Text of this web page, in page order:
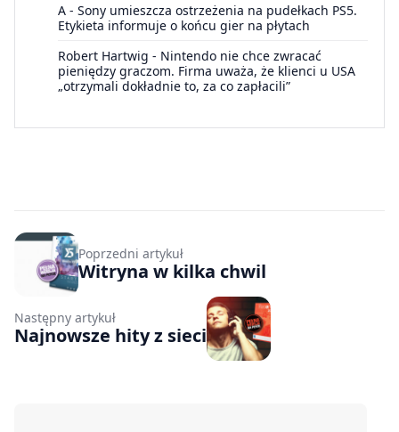
A - Sony umieszcza ostrzeżenia na pudełkach PS5.
Etykieta informuje o końcu gier na płytach
Robert Hartwig - Nintendo nie chce zwracać
pieniędzy graczom. Firma uważa, że klienci u USA
„otrzymali dokładnie to, za co zapłacili”
Poprzedni artykuł
Witryna w kilka chwil
Następny artykuł
Najnowsze hity z sieci